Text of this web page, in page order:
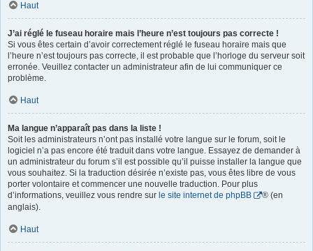
Haut
J’ai réglé le fuseau horaire mais l’heure n’est toujours pas correcte !
Si vous êtes certain d’avoir correctement réglé le fuseau horaire mais que
l’heure n’est toujours pas correcte, il est probable que l’horloge du serveur soit
erronée. Veuillez contacter un administrateur afin de lui communiquer ce
problème.
Haut
Ma langue n’apparaît pas dans la liste !
Soit les administrateurs n’ont pas installé votre langue sur le forum, soit le
logiciel n’a pas encore été traduit dans votre langue. Essayez de demander à
un administrateur du forum s’il est possible qu’il puisse installer la langue que
vous souhaitez. Si la traduction désirée n’existe pas, vous êtes libre de vous
porter volontaire et commencer une nouvelle traduction. Pour plus
d’informations, veuillez vous rendre sur le site internet de phpBB
® (en
anglais).
Haut